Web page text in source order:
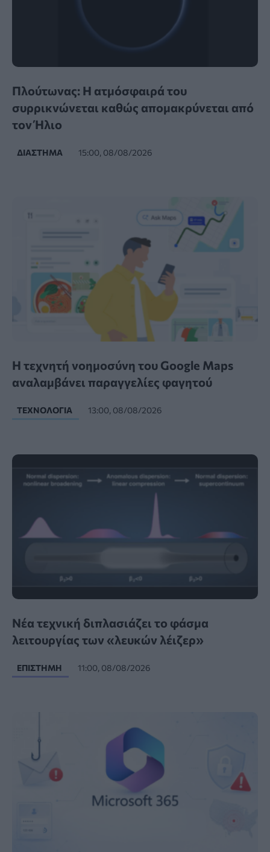
Πλούτωνας: Η ατμόσφαιρά του
συρρικνώνεται καθώς απομακρύνεται από
τον Ήλιο
ΔΙΆΣΤΗΜΑ 15:00, 08/08/2026
Η τεχνητή νοημοσύνη του Google Maps
αναλαμβάνει παραγγελίες φαγητού
ΤΕΧΝΟΛΟΓΊΑ 13:00, 08/08/2026
Νέα τεχνική διπλασιάζει το φάσμα
λειτουργίας των «λευκών λέιζερ»
ΕΠΙΣΤΉΜΗ 11:00, 08/08/2026